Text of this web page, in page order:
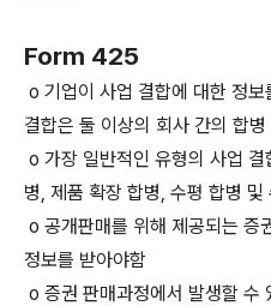
Form 425
o 기업이 사업 결합에 대한 정
결합은 둘 이상의 회사 간의 합병
o 가장 일반적인 유형의 사업
병, 제품 확장 합병, 수평 합병 및
o 공개판매를 위해 제공되는 증
정보를 받아야함
o 증권 판매과정에서 발생할 수